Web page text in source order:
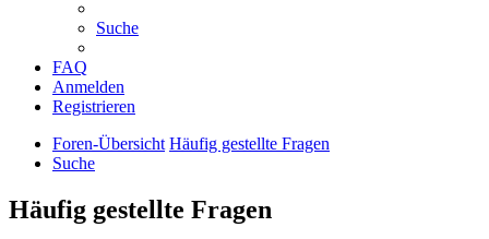
Suche
FAQ
Anmelden
Registrieren
Foren-Übersicht Häufig gestellte Fragen
Suche
Häufig gestellte Fragen